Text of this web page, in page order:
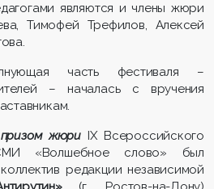
являются и члены жюри
Тимофей Трефилов, Алексей
часть фестиваля –
– началась с вручения
жюриIX Всероссийского
«Волшебное слово» был
редакции независимой